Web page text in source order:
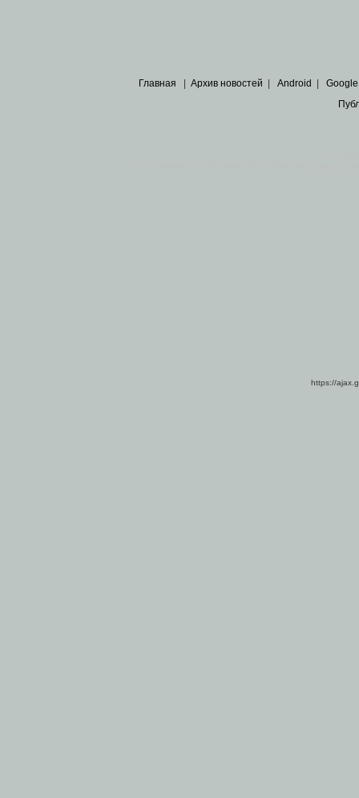
Главная Архив новостей Android Google
https://